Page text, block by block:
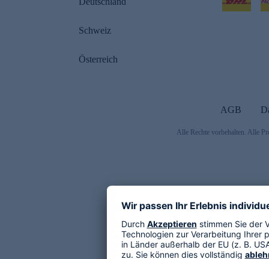
Schweiz
Österreich
AGB
Alle Rechte vorbehalten. Alle